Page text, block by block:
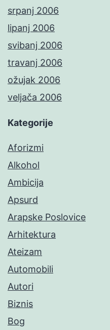
srpanj 2006
lipanj 2006
svibanj 2006
travanj 2006
ožujak 2006
veljača 2006
Kategorije
Aforizmi
Alkohol
Ambicija
Apsurd
Arapske Poslovice
Arhitektura
Ateizam
Automobili
Autori
Biznis
Bog